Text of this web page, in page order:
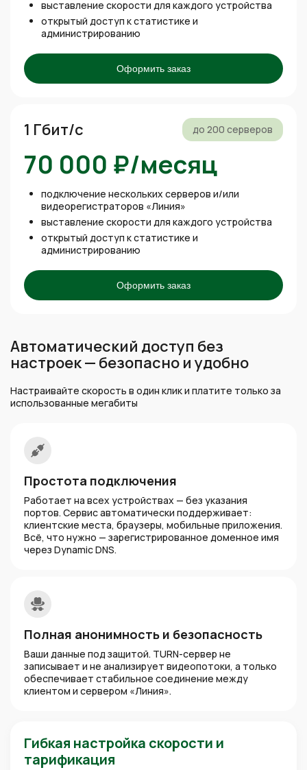
выставление скорости для каждого устройства
открытый доступ к статистике и
администрированию
Оформить заказ
1 Гбит/с до 200 серверов
70 000 ₽/месяц
подключение нескольких серверов и/или
видеорегистраторов «Линия»
выставление скорости для каждого устройства
открытый доступ к статистике и
администрированию
Оформить заказ
Автоматический доступ без
настроек — безопасно и удобно
Настраивайте скорость в один клик и платите только за
использованные мегабиты
Простота подключения
Работает на всех устройствах — без указания
портов. Сервис автоматически поддерживает:
клиентские места, браузеры, мобильные приложения.
Всё, что нужно — зарегистрированное доменное имя
через Dynamic DNS.
Полная анонимность и безопасность
Ваши данные под защитой. TURN-сервер не
записывает и не анализирует видеопотоки, а только
обеспечивает стабильное соединение между
клиентом и сервером «Линия».
Гибкая настройка скорости и
тарификация